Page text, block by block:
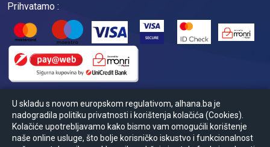
Prihvatamo :
U skladu s novom europskom regulativom, alhana.ba je
nadogradila politiku privatnosti i korištenja kolačića (Cookies).
Kolačiće upotrebljavamo kako bismo vam omogućili korištenje
naše online usluge, što bolje korisničko iskustvo i funkcionalnost